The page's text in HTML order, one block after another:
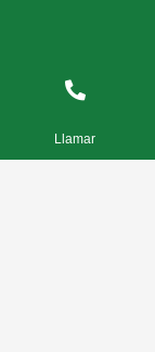
Llamar